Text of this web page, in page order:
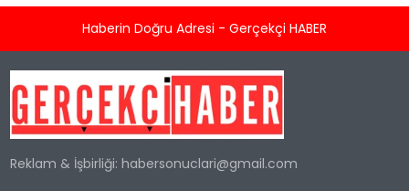
Haberin Doğru Adresi - Gerçekçi HABER
Reklam & İşbirliği:habersonuclari@gmail.com